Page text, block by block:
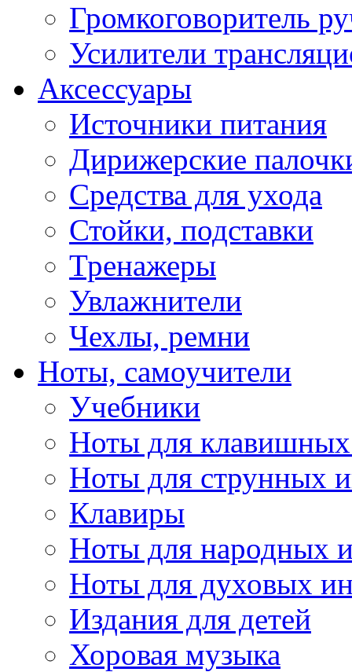
Громкоговоритель
Усилители
Аксессуары
Источники питания
Дирижерские
Средства для ухода
Стойки, подставки
Тренажеры
Увлажнители
Чехлы, ремни
Ноты, самоучители
Учебники
Ноты для клавишных
Ноты для струнных
Клавиры
Ноты для народных
Ноты для духовых
Издания для детей
Хоровая музыка